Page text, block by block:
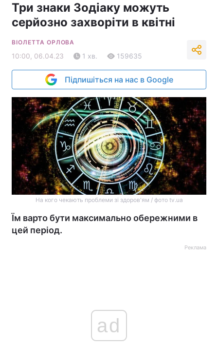
Три знаки Зодіаку можуть
серйозно захворіти в квітні
ВІОЛЕТТА ОРЛОВА
10:00, 06.04.23 1 хв. 159635
Підпишіться на нас в Google
На кого чекають проблеми зі здоров'ям / фото tv.ua
Їм варто бути максимально обережними в
цей період.
Реклама
ad